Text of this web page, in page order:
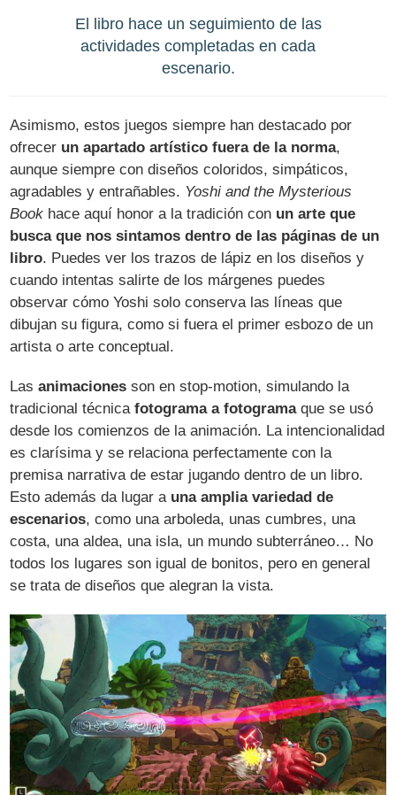
El libro hace un seguimiento de las
actividades completadas en cada
escenario.
Asimismo, estos juegos siempre han destacado por
ofrecer un apartado artístico fuera de la norma,
aunque siempre con diseños coloridos, simpáticos,
agradables y entrañables. Yoshi and the Mysterious
Book hace aquí honor a la tradición con un arte que
busca que nos sintamos dentro de las páginas de un
libro. Puedes ver los trazos de lápiz en los diseños y
cuando intentas salirte de los márgenes puedes
observar cómo Yoshi solo conserva las líneas que
dibujan su figura, como si fuera el primer esbozo de un
artista o arte conceptual.
Lasanimaciones son en stop-motion, simulando la
tradicional técnicafotograma a fotogramaque se usó
desde los comienzos de la animación. La intencionalidad
es clarísima y se relaciona perfectamente con la
premisa narrativa de estar jugando dentro de un libro.
Esto además da lugar a una amplia variedad de
escenarios, como una arboleda, unas cumbres, una
costa, una aldea, una isla, un mundo subterráneo… No
todos los lugares son igual de bonitos, pero en general
se trata de diseños que alegran la vista.